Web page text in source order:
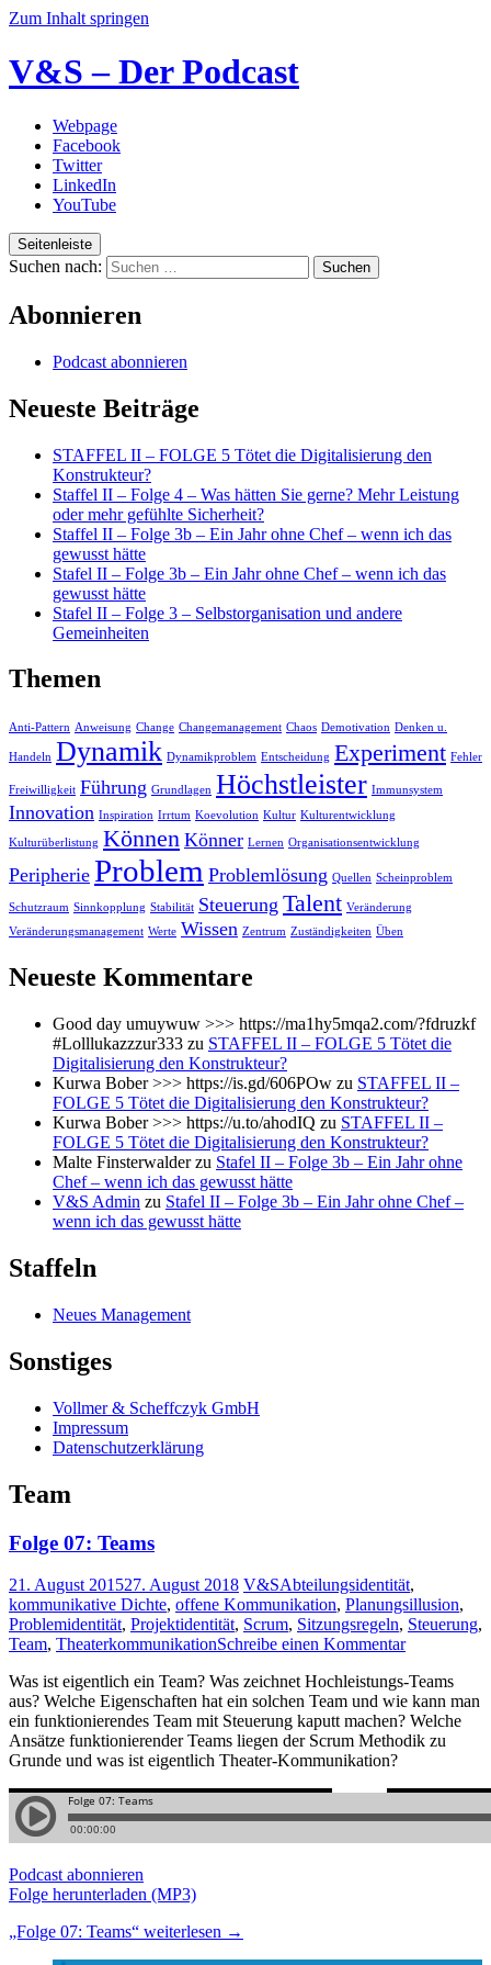
Zum Inhalt springen
V&S – Der Podcast
Webpage
Facebook
Twitter
LinkedIn
YouTube
Seitenleiste
Suchen nach:
Abonnieren
Podcast abonnieren
Neueste Beiträge
STAFFEL II – FOLGE 5 Tötet die Digitalisierung den
Konstrukteur?
Staffel II – Folge 4 – Was hätten Sie gerne? Mehr Leistung
oder mehr gefühlte Sicherheit?
Staffel II – Folge 3b – Ein Jahr ohne Chef – wenn ich das
gewusst hätte
Stafel II – Folge 3b – Ein Jahr ohne Chef – wenn ich das
gewusst hätte
Stafel II – Folge 3 – Selbstorganisation und andere
Gemeinheiten
Themen
Anti-Pattern Anweisung Change Changemanagement Chaos Demotivation Denken u.
Handeln Dynamik Dynamikproblem Entscheidung Experiment Fehler
Freiwilligkeit Führung Grundlagen Höchstleister Immunsystem
Innovation Inspiration Irrtum Koevolution Kultur Kulturentwicklung
Kulturüberlistung Können Könner Lernen Organisationsentwicklung
Peripherie Problem Problemlösung Quellen Scheinproblem
Schutzraum Sinnkopplung Stabilität Steuerung Talent Veränderung
Veränderungsmanagement Werte Wissen Zentrum Zuständigkeiten Üben
Neueste Kommentare
Good day umuywuw >>> https://ma1hy5mqa2.com/?fdruzkf
#Lolllukazzzur333 zu STAFFEL II – FOLGE 5 Tötet die
Digitalisierung den Konstrukteur?
Kurwa Bober >>> https://is.gd/606POw zu STAFFEL II –
FOLGE 5 Tötet die Digitalisierung den Konstrukteur?
Kurwa Bober >>> https://u.to/ahodIQ zu STAFFEL II –
FOLGE 5 Tötet die Digitalisierung den Konstrukteur?
Malte Finsterwalderzu Stafel II – Folge 3b – Ein Jahr ohne
Chef – wenn ich das gewusst hätte
V&S Admin zu Stafel II – Folge 3b – Ein Jahr ohne Chef –
wenn ich das gewusst hätte
Staffeln
Neues Management
Sonstiges
Vollmer & Scheffczyk GmbH
Impressum
Datenschutzerklärung
Team
Folge 07: Teams
21. August 201527. August 2018 V&SAbteilungsidentität,
kommunikative Dichte, offene Kommunikation, Planungsillusion,
Problemidentität, Projektidentität, Scrum, Sitzungsregeln, Steuerung,
Team, TheaterkommunikationSchreibe einen Kommentar
Was ist eigentlich ein Team? Was zeichnet Hochleistungs-Teams
aus? Welche Eigenschaften hat ein solchen Team und wie kann man
ein funktionierendes Team mit Steuerung kaputt machen? Welche
Ansätze funktionierender Teams liegen der Scrum Methodik zu
Grunde und was ist eigentlich Theater-Kommunikation?
Podcast abonnieren
Folge herunterladen (MP3)
„Folge 07: Teams“ weiterlesen →